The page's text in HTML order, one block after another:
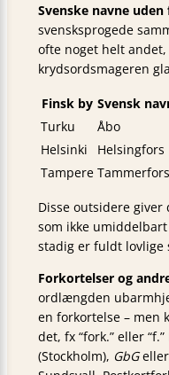
Svenske navne
svensksprogede
ofte noget helt
krydsordsmageren
Finsk by Svensk
Turku
Åbo
Helsinki
Helsingfors
Tampere Tammerfors
Disse outsidere
som ikke umiddelbart
stadig er fuldt lovlige
Forkortelser og
ordlængden
en forkortelse – men
det, fx “fork.” eller
(Stockholm), GbGeller